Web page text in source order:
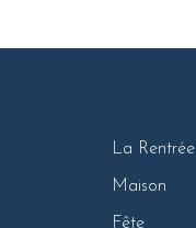
La Rentrée
Maison
Fête